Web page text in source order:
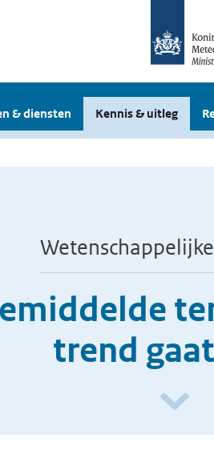
& diensten Kennis & uitleg
trend